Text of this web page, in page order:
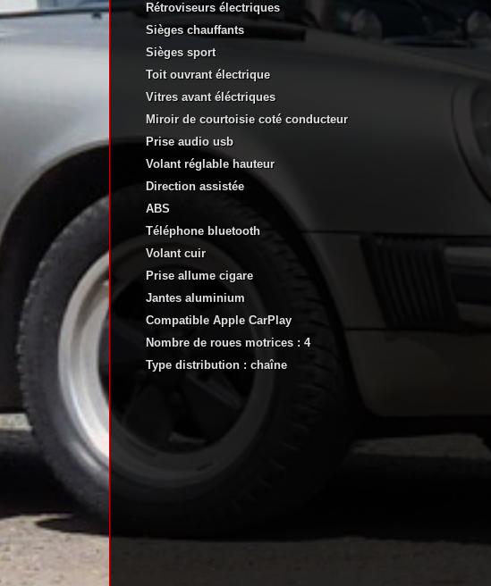
Rétroviseurs électriques
Sièges chauffants
Sièges sport
Toit ouvrant électrique
Vitres avant éléctriques
Miroir de courtoisie coté conducteur
Prise audio usb
Volant réglable hauteur
Direction assistée
ABS
Téléphone bluetooth
Volant cuir
Prise allume cigare
Jantes aluminium
Compatible Apple CarPlay
Nombre de roues motrices : 4
Type distribution : chaîne